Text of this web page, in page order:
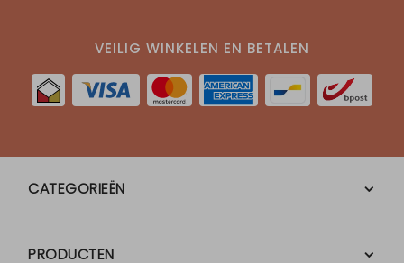
VEILIG WINKELEN EN BETALEN
CATEGORIEËN
PRODUCTEN